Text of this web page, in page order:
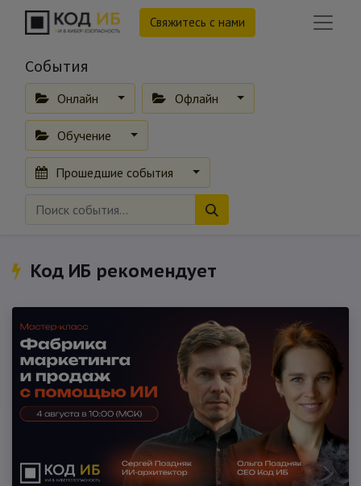
Свяжитесь с нами
События
Онлайн Офлайн
Обучение
Прошедшие события
Код ИБ рекомендует